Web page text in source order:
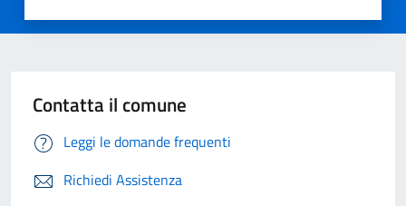
Contatta il comune
Leggi le domande frequenti
Richiedi Assistenza